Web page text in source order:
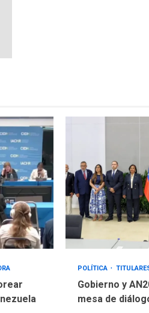
POLÍTICA
Gobierno y
mesa de